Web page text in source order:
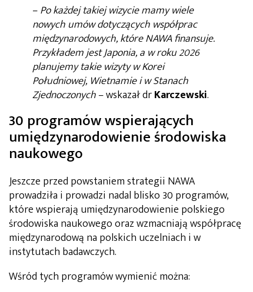
–Po każdej takiej wizycie mamy wiele
nowych umów dotyczących współprac
międzynarodowych, które NAWA finansuje.
Przykładem jest Japonia, a w roku 2026
planujemy takie wizyty w Korei
Południowej, Wietnamie i w Stanach
Zjednoczonych– wskazał drKarczewski.
30 programów wspierających
umiędzynarodowienie środowiska
naukowego
Jeszcze przed powstaniem strategii NAWA
prowadziła i prowadzi nadal blisko 30 programów,
które wspierają umiędzynarodowienie polskiego
środowiska naukowego oraz wzmacniają współpracę
międzynarodową na polskich uczelniach i w
instytutach badawczych.
Wśród tych programów wymienić można: